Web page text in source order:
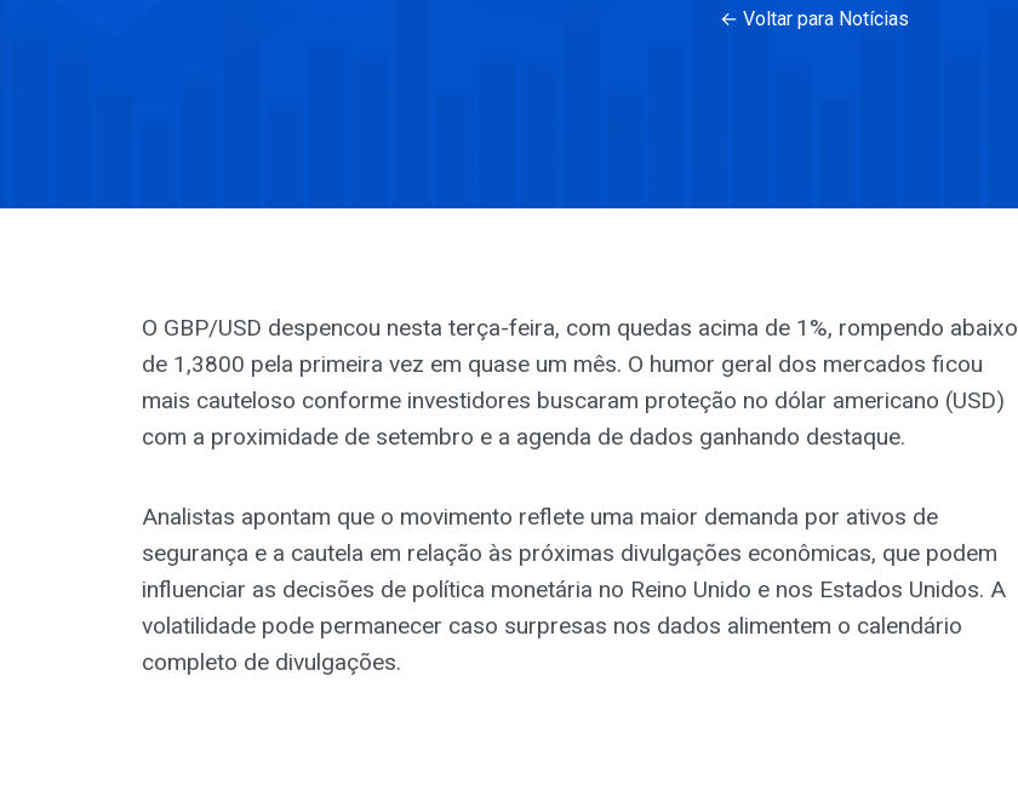
← Voltar para Notícias
O GBP/USD despencou nesta terça-feira, com quedas acima de 1%, rompendo abaixo
de 1,3800 pela primeira vez em quase um mês. O humor geral dos mercados ficou
mais cauteloso conforme investidores buscaram proteção no dólar americano (USD)
com a proximidade de setembro e a agenda de dados ganhando destaque.
Analistas apontam que o movimento reflete uma maior demanda por ativos de
segurança e a cautela em relação às próximas divulgações econômicas, que podem
influenciar as decisões de política monetária no Reino Unido e nos Estados Unidos. A
volatilidade pode permanecer caso surpresas nos dados alimentem o calendário
completo de divulgações.